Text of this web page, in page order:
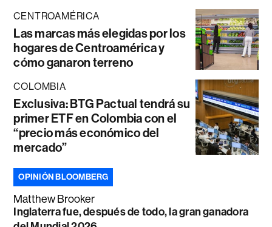
CENTROAMÉRICA
Las marcas más elegidas por los
hogares de Centroamérica y
cómo ganaron terreno
COLOMBIA
Exclusiva: BTG Pactual tendrá su
primer ETF en Colombia con el
“precio más económico del
mercado”
OPINIÓN BLOOMBERG
Matthew Brooker
Inglaterra fue, después de todo, la gran ganadora